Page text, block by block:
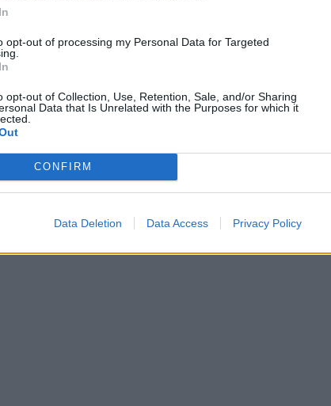
opt-out of processing my Personal Data for Targeted
opt-out of Collection, Use, Retention, Sale, and/or Sharing
Data that Is Unrelated with the Purposes for which it
CONFIRM
Data Deletion Data Access Privacy Policy
chandelier ornent les oreilles, chacune terminée par une
cette coiffure, ajoutant une touche d’éclat sans éclipser
crème en dentelle complète harmonieusement
véritablement marquer les esprits. Elle est
d’une époque révolue où s’habiller et se coiffer